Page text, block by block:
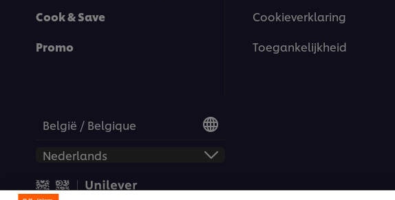
Cook & Save
Promo
Cookieverklaring
Toegankelijkheid
België / Belgique